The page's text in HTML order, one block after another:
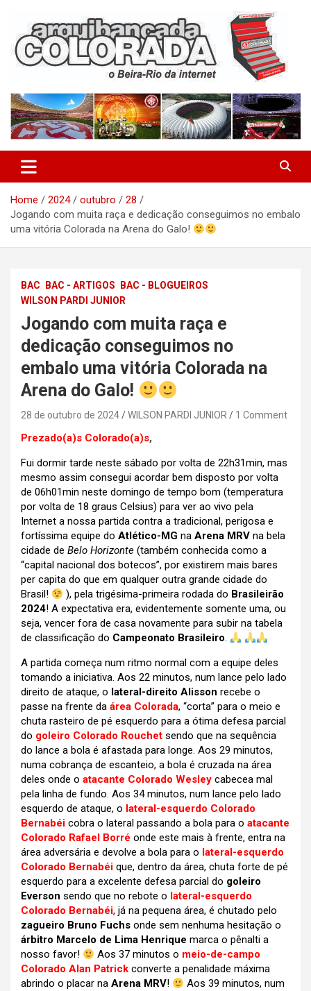
content
Arquibancada Colorada
Home 2024 outubro
28
Jogando com muita raça e dedicação conseguimos no embalo
uma vitória Colorada na Arena do Galo!
BAC BAC - ARTIGOS
BAC - BLOGUEIROS
WILSON PARDI JUNIOR
Jogando com muita raça e
dedicação conseguimos no
embalo uma vitória Colorada na
Arena do Galo!
28 de outubro de 2024 WILSON PARDI JUNIOR 1 Comment
Prezado(a)s Colorado(a)s,
Fui dormir tarde neste sábado por volta de 22h31min, mas
mesmo assim consegui acordar bem disposto por volta
de 06h01min neste domingo de tempo bom (temperatura
por volta de 18 graus Celsius) para ver ao vivo pela
Internet a nossa partida contra a tradicional, perigosa e
fortíssima equipe do Atlético-MG na Arena MRV na bela
cidade de Belo Horizonte (também conhecida como a
“capital nacional dos botecos”, por existirem mais bares
per capita do que em qualquer outra grande cidade do
Brasil!
), pela trigésima-primeira rodada do Brasileirão
2024! A expectativa era, evidentemente somente uma, ou
seja, vencer fora de casa novamente para subir na tabela
de classificação do Campeonato Brasileiro.
A partida começa num ritmo normal com a equipe deles
tomando a iniciativa. Aos 22 minutos, num lance pelo lado
direito de ataque, o lateral-direito Alisson recebe o
passe na frente da área Colorada, “corta” para o meio e
chuta rasteiro de pé esquerdo para a ótima defesa parcial
do goleiro Colorado Rouchet sendo que na sequência
do lance a bola é afastada para longe. Aos 29 minutos,
numa cobrança de escanteio, a bola é cruzada na área
deles onde o atacante Colorado Wesley cabecea mal
pela linha de fundo. Aos 34 minutos, num lance pelo lado
esquerdo de ataque, o lateral-esquerdo Colorado
Bernabéi cobra o lateral passando a bola para o atacante
Colorado Rafael Borré onde este mais à frente, entra na
área adversária e devolve a bola para o lateral-esquerdo
Colorado Bernabéi que, dentro da área, chuta forte de pé
esquerdo para a excelente defesa parcial do goleiro
Everson sendo que no rebote o lateral-esquerdo
Colorado Bernabéi, já na pequena área, é chutado pelo
zagueiro Bruno Fuchs onde sem nenhuma hesitação o
árbitro Marcelo de Lima Henrique marca o pênalti a
nosso favor!
Aos 37 minutos o meio-de-campo
Colorado Alan Patrick converte a penalidade máxima
abrindo o placar na Arena MRV!
Aos 39 minutos, num